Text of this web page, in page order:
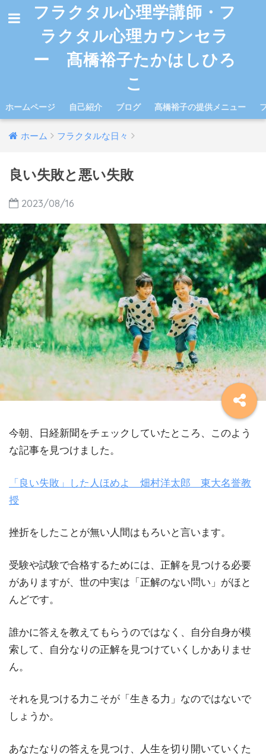
フラクタル心理学講師・フ
ラクタル心理カウンセラ
ー 髙橋裕子たかはしひろ
こ
ホームページ 自己紹介 ブログ 髙橋裕子の提供メニュー
ホーム フラクタルな日々
良い失敗と悪い失敗
2023/08/16
今朝、日経新聞をチェックしていたところ、このよう
な記事を見つけました。
「良い失敗」した人ほめよ 畑村洋太郎 東大名誉教
授
挫折をしたことが無い人間はもろいと言います。
受験や試験で合格するためには、正解を見つける必要
がありますが、世の中実は「正解のない問い」がほと
んどです。
誰かに答えを教えてもらうのではなく、自分自身が模
索して、自分なりの正解を見つけていくしかありませ
ん。
それを見つける力こそが「生きる力」なのではないで
しょうか。
あなたなりの答えを見つけ、人生を切り開いていくた